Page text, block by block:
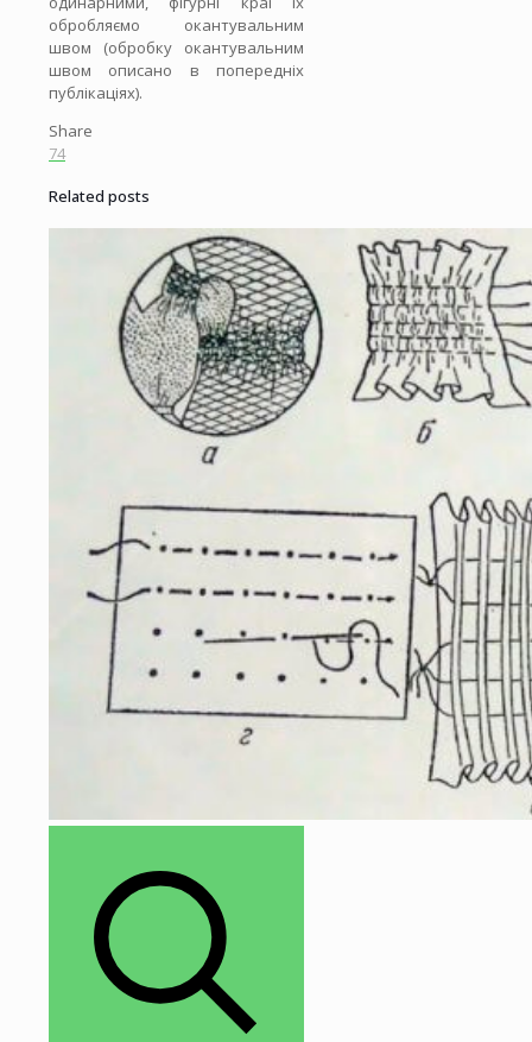
обробляємо окантувальним
швом (обробку окантувальним
швом описано в попередніх
публікаціях).
Share
74
Related posts